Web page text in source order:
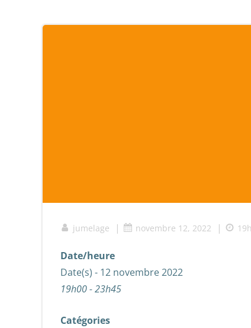
jumelage | novembre 12, 2022 |
Date/heure
Date(s) - 12 novembre 2022
19h00 - 23h45
Catégories